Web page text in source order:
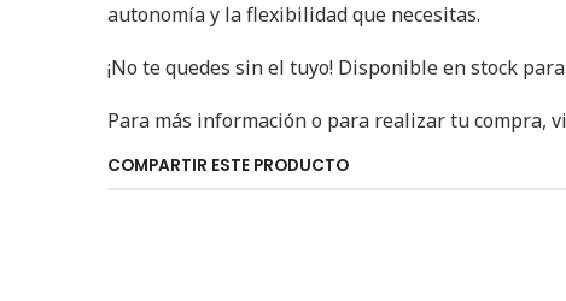
autonomía y la flexibilidad que necesitas.
¡No te quedes sin el tuyo! Disponible en stock
Para más información o para realizar tu compra,
COMPARTIR ESTE PRODUCTO